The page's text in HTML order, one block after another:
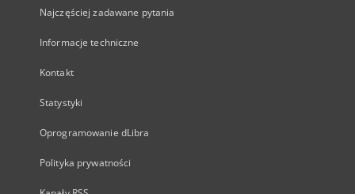
Najczęściej zadawane pytania
Informacje techniczne
Kontakt
Statystyki
Oprogramowanie dLibra
Polityka prywatności